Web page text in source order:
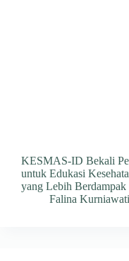
KESMAS-ID Bekali
untuk Edukasi
yang Lebih Berdampak
Falina Kurniawati